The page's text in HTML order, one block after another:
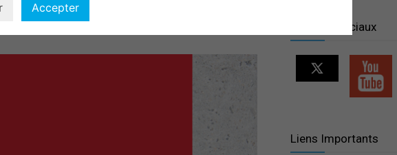
Réseaux sociaux
Liens Importants
Accepter